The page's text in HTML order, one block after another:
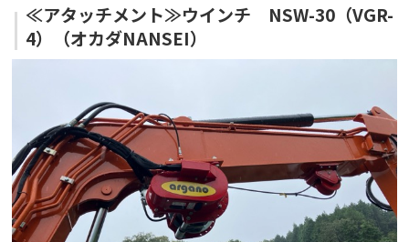
≪アタッチメント≫ウインチ NSW-30（VGR-
4）（オカダNANSEI）